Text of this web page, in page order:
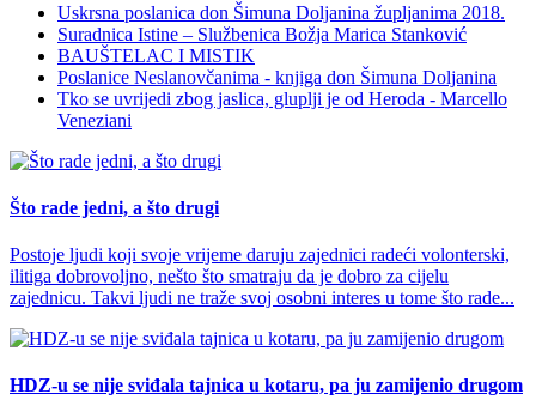
Uskrsna poslanica don Šimuna Doljanina župljanima 2018.
Suradnica Istine – Službenica Božja Marica Stanković
BAUŠTELAC I MISTIK
Poslanice Neslanovčanima - knjiga don Šimuna Doljanina
Tko se uvrijedi zbog jaslica, gluplji je od Heroda - Marcello
Veneziani
Što rade jedni, a što drugi
Postoje ljudi koji svoje vrijeme daruju zajednici radeći volonterski,
ilitiga dobrovoljno, nešto što smatraju da je dobro za cijelu
zajednicu. Takvi ljudi ne traže svoj osobni interes u tome što rade...
HDZ-u se nije sviđala tajnica u kotaru, pa ju zamijenio drugom